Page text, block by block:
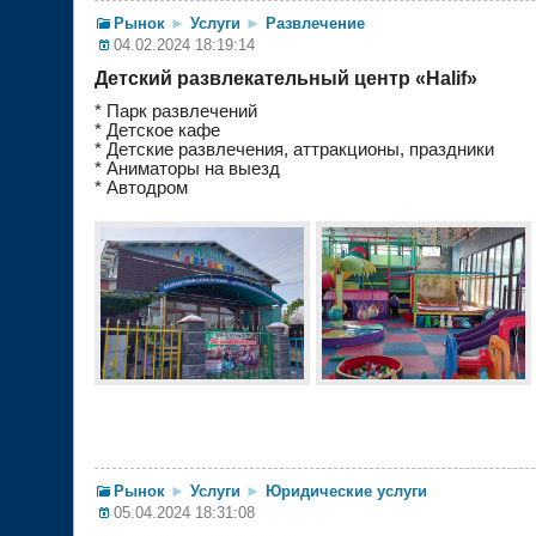
Рынок ► Услуги ► Развлечение
04.02.2024 18:19:14
Детский развлекательный центр «Halif»
* Парк развлечений
* Детское кафе
* Детские развлечения, аттракционы, праздники
* Аниматоры на выезд
* Автодром
Рынок ► Услуги ► Юридические услуги
05.04.2024 18:31:08